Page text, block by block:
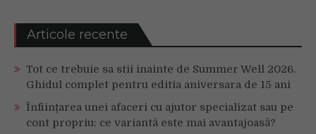
Articole recente
Tot ce trebuie sa stii inainte de Summer Well 2026.
Ghidul complet pentru editia aniversara de 15 ani
Înființarea unei afaceri cu ajutor specializat sau pe
cont propriu: ce variantă este mai avantajoasă?